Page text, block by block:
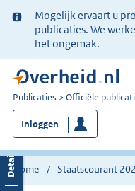
Ter
informatie:
Mogelijk ervaart u
publicaties. We
het ongemak.
U
bent
nu
hier:
Publicaties Officiële
Inloggen
Home Staatscourant